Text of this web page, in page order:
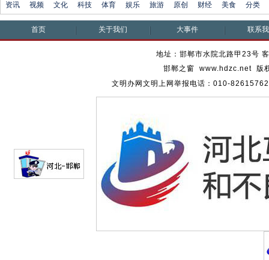
资讯 视频 文化 科技 体育 娱乐 旅游 原创 财经 美食 分类
首页 关于我们 大事件 联系
地址：邯郸市水院北路甲23号
邯郸之窗 www.hdzc.net 版
文明办网文明上网举报电话：010-